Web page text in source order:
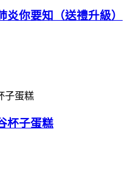
炎你要知（送禮升級）
杯子蛋糕